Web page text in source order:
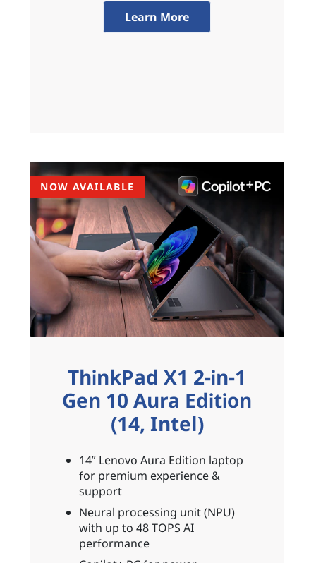
Learn More
NOW AVAILABLE
ThinkPad X1 2-in-1
Gen 10 Aura Edition
(14, Intel)
14ʺ Lenovo Aura Edition laptop
for premium experience &
support
Neural processing unit (NPU)
with up to 48 TOPS AI
performance